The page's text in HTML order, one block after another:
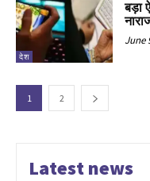
देश
बड़ा
June
1 2
Latest news